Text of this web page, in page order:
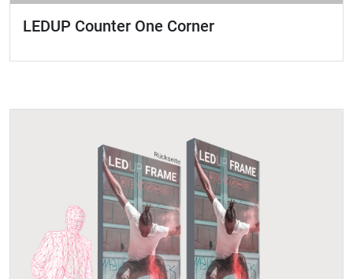
LEDUP Counter One Corner